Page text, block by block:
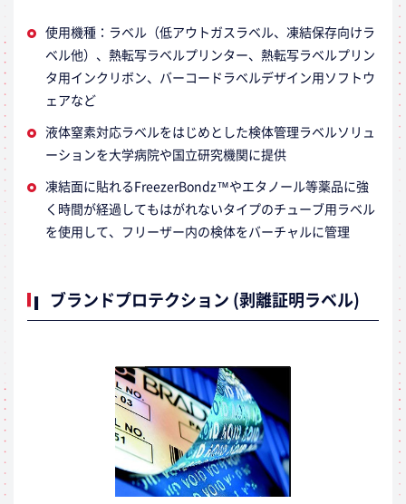
使用機種：ラベル（低アウトガスラベル、凍結保存向けラ
ベル他）、熱転写ラベルプリンター、熱転写ラベルプリン
タ用インクリボン、バーコードラベルデザイン用ソフトウ
ェアなど
液体窒素対応ラベルをはじめとした検体管理ラベルソリュ
ーションを大学病院や国立研究機関に提供
凍結面に貼れるFreezerBondz™やエタノール等薬品に強
く時間が経過してもはがれないタイプのチューブ用ラベル
を使用して、フリーザー内の検体をバーチャルに管理
ブランドプロテクション (剥離証明ラベル)